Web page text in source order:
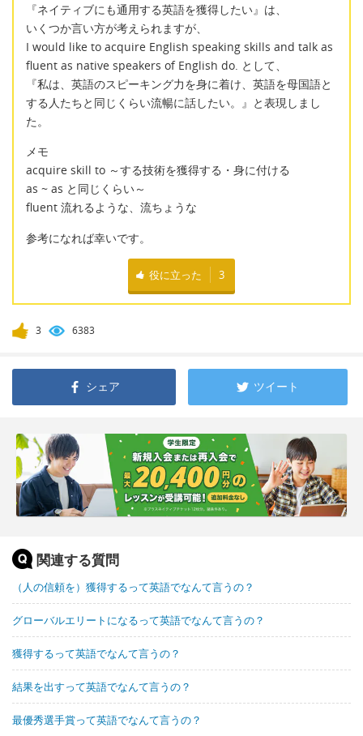
『ネイティブにも通用する英語を獲得したい』は、
いくつか言い方が考えられますが、
I would like to acquire English speaking skills and talk as
fluent as native speakers of English do. として、
『私は、英語のスピーキング力を身に着け、英語を母国語と
する人たちと同じくらい流暢に話したい。』と表現しまし
た。
メモ
acquire skill to ～する技術を獲得する・身に付ける
as ~ as と同じくらい～
fluent 流れるような、流ちょうな
参考になれば幸いです。
役に立った 3
3 6383
シェア ツイート
関連する質問
（人の信頼を）獲得するって英語でなんて言うの？
グローバルエリートになるって英語でなんて言うの？
獲得するって英語でなんて言うの？
結果を出すって英語でなんて言うの？
最優秀選手賞って英語でなんて言うの？